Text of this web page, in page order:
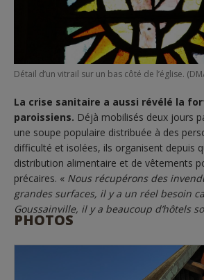
Détail d’un vitrail sur un bas côté de l’église.
La crise sanitaire a aussi révélé la
paroissiens. Déjà mobilisés deux jours
une soupe populaire distribuée à des
difficulté et isolées, ils organisent depuis
distribution alimentaire et de vêtements
précaires. « Nous récupérons des
grandes surfaces, il y a un réel besoin
Goussainville, il y a beaucoup d’hôtels
PHOTOS